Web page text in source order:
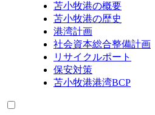
苫小牧港の概要
苫小牧港の歴史
港湾計画
社会資本総合整備計画
リサイクルポート
保安対策
苫小牧港港湾BCP